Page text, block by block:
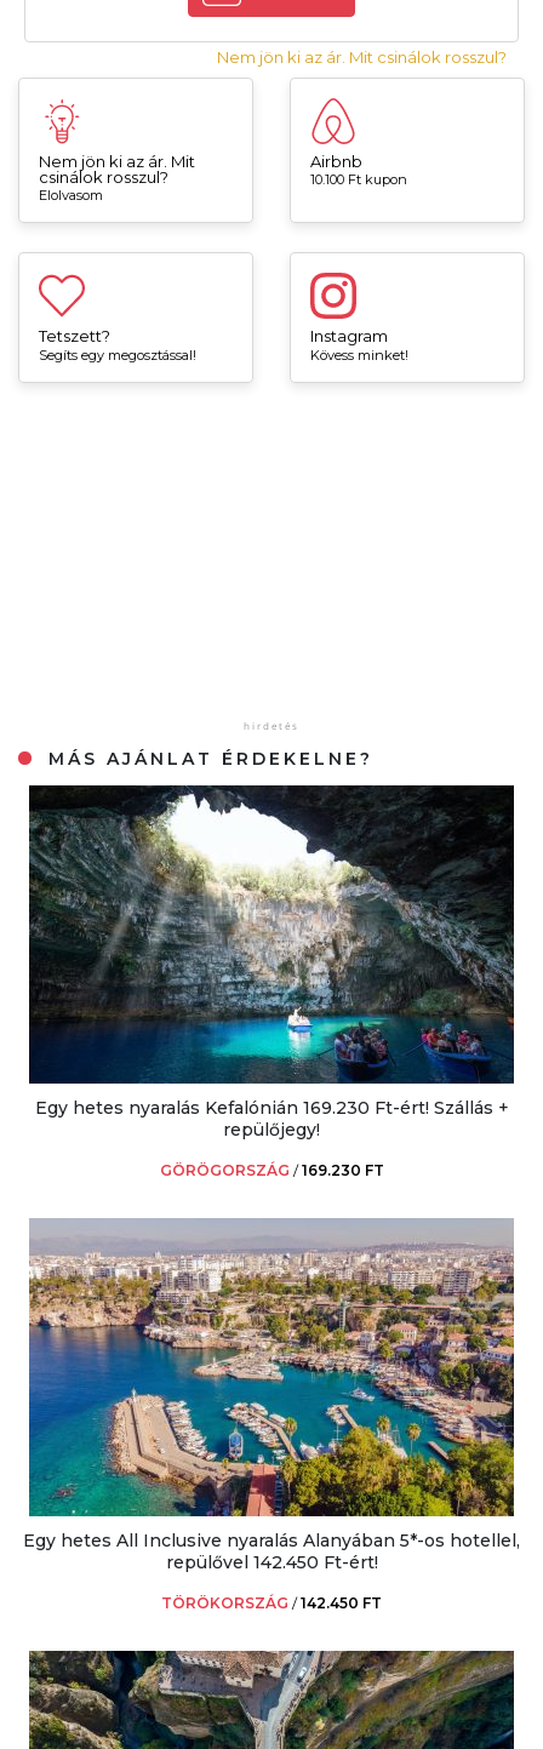
Nem jön ki az ár. Mit csinálok rosszul?
Nem jön ki az ár. Mit
csinálok rosszul?
Elolvasom
Airbnb
10.100 Ft kupon
Tetszett?
Segíts egy megosztással!
Instagram
Kövess minket!
MÁS AJÁNLAT ÉRDEKELNE?
Egy hetes nyaralás Kefalónián 169.230 Ft-ért! Szállás +
repülőjegy!
GÖRÖGORSZÁG /169.230 FT
Egy hetes All Inclusive nyaralás Alanyában 5*-os hotellel,
repülővel 142.450 Ft-ért!
TÖRÖKORSZÁG /142.450 FT